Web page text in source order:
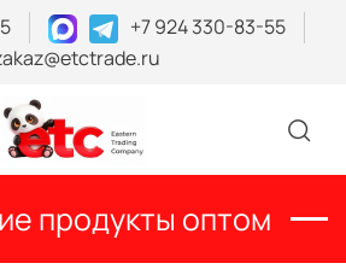
+7 924 330-83-55
продукты оптом